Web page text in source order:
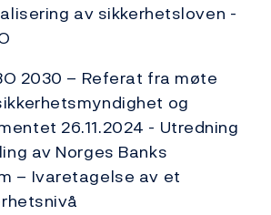
av sikkerhetsloven -
2030 – Referat fra møte
og
26.11.2024 - Utredning
av Norges Banks
– Ivaretagelse av et